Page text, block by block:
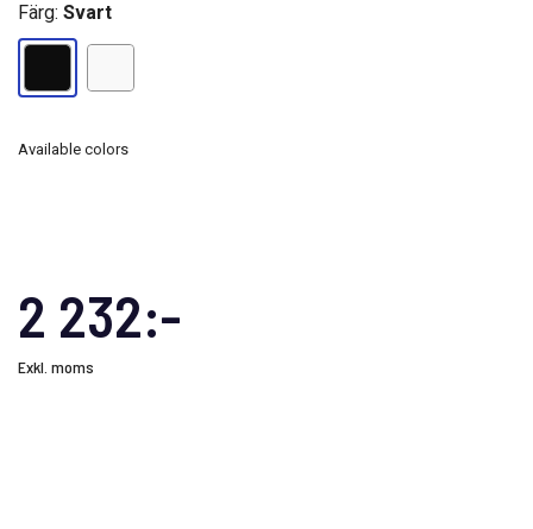
2 232:-
Exkl. moms
Färg: Svart
Available colors